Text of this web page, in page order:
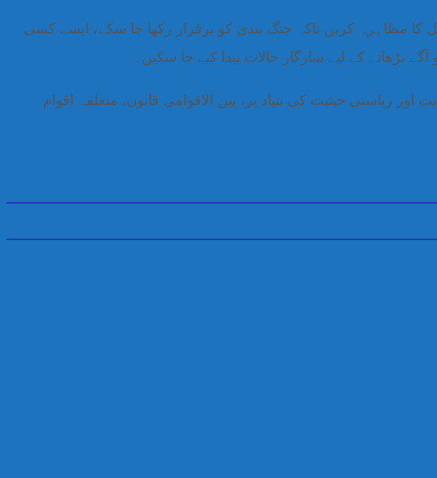
کا مظاہرہ کریں تاکہ جنگ بندی کو برقرار رکھا جا سکے، ایسے کسی
بڑھانے کے لیے سازگار حالات پیدا کیے جا سکیں۔
ریاستی حیثیت کی بنیاد پر، بین الاقوامی قانون، متعلقہ اقوام